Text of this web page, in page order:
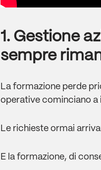
1. Gestione
sempre
La formazione perde
operative cominciano a
Le richieste ormai
E la formazione, di